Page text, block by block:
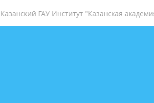
ГАУ Институт "Казанская